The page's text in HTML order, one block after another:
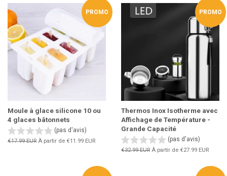
PROMO
Moule à glace silicone 10 ou
4 glaces bâtonnets
(pas d'avis)
Prix
€17.99 EUR À partir de €11.99 EUR
PROMO
Thermos Inox Isotherme avec
Affichage de Température -
Grande Capacité
(pas d'avis)
Prix
€32.99 EUR À partir de €27.99 EUR